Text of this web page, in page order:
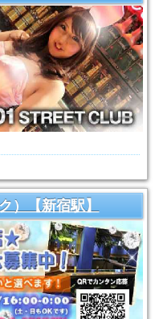
）【新宿駅】